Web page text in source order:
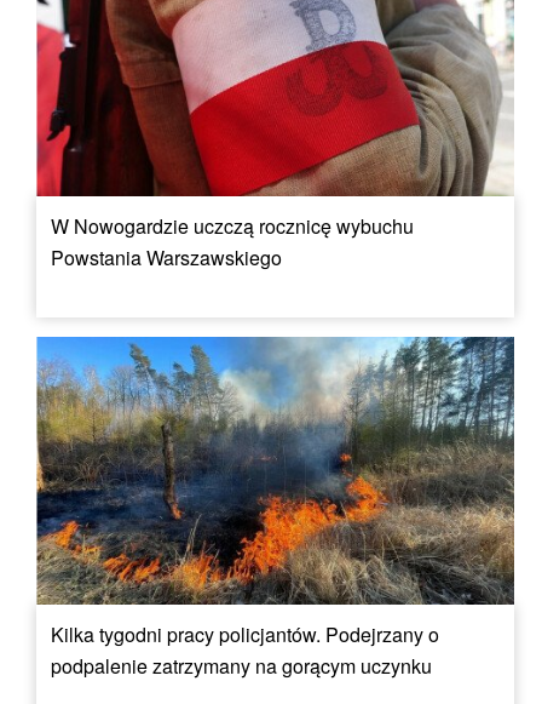
W Nowogardzie uczczą rocznicę wybuchu
Powstania Warszawskiego
Kilka tygodni pracy policjantów. Podejrzany o
podpalenie zatrzymany na gorącym uczynku